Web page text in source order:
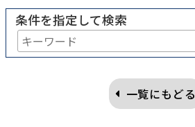
条件を指定して検索
一覧にもどる